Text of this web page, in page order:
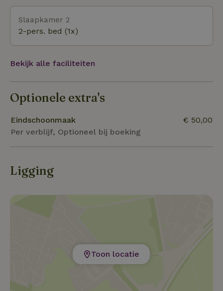
uitgestippelde fietsroutes, met onderweg leuke
bezienswaardigheden. - Itterbeck Heide: Ten
noordwesten van Itterbeck ligt de "Itterbecker
Heide". Het is een van de grootste aaneengesloten
zandheidegebieden in het zuidwesten van
Nedersaksen. Dé perfecte plek voor een heerlijke
Slaapkamer 2
2-pers. bed (1x)
Bekijk alle faciliteiten
Optionele extra's
Eindschoonmaak
Per verblijf, Optioneel bij boeking
€ 50,00
Ligging
Toon locatie